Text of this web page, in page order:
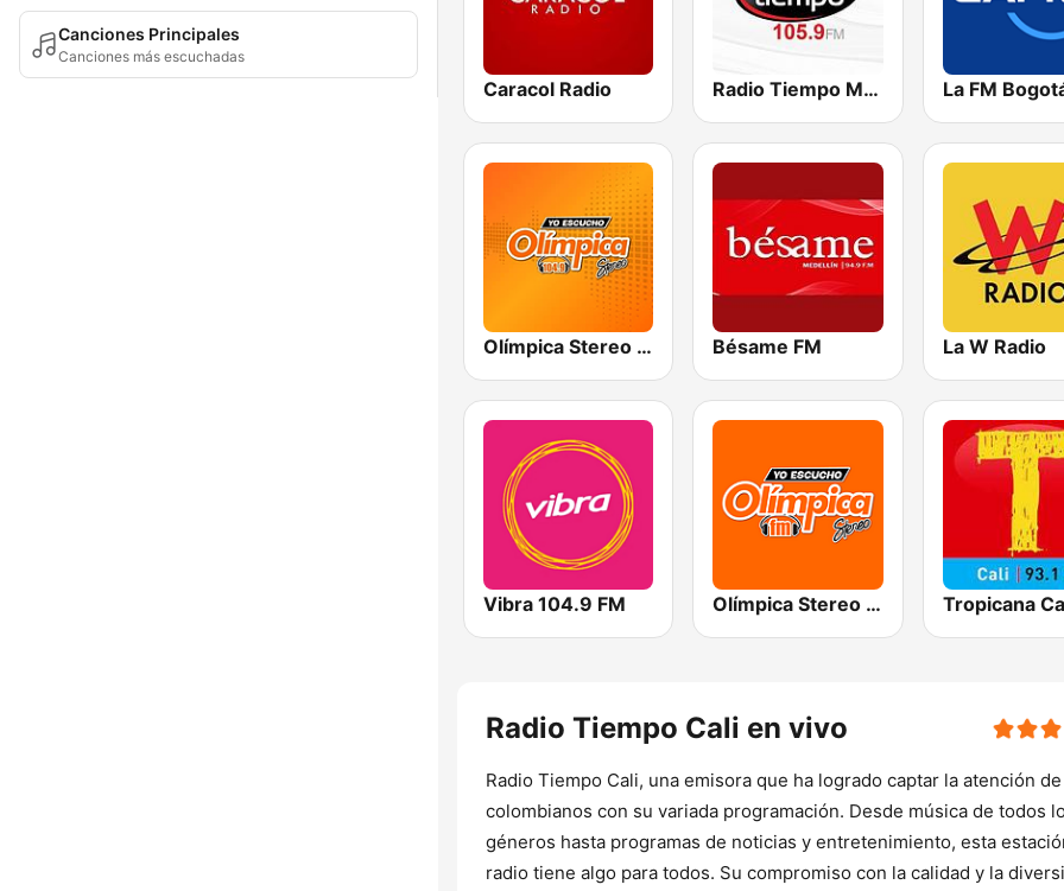
Canciones Principales
Canciones más escuchadas
Caracol Radio Radio Tiempo Medellín La FM
Olímpica Stereo - Medellín 104.9 FM Bésame FM La W Radio
Vibra 104.9 FM Olímpica Stereo Cali 104.5 FM Tropicana
Radio Tiempo Cali en vivo
Radio Tiempo Cali, una emisora que ha logrado captar la atención
colombianos con su variada programación. Desde música de todos
géneros hasta programas de noticias y entretenimiento, esta
radio tiene algo para todos. Su compromiso con la calidad y la